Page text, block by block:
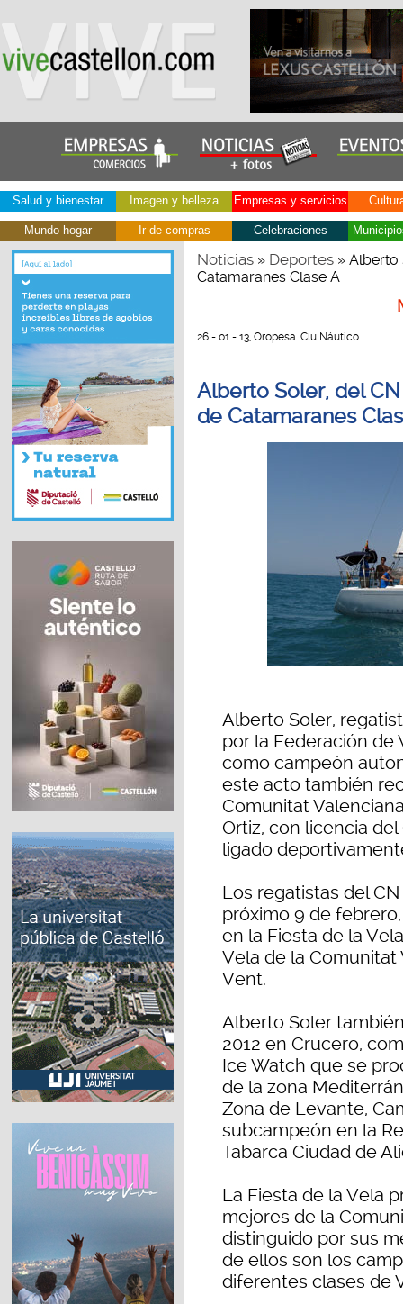
Salud y bienestar Imagen y belleza Empresas y servicios
Mundo hogar Ir de compras Celebraciones
Noticias» Deportes» Alberto
Catamaranes Clase A
26 - 01 - 13, Oropesa. Clu Náutico
Alberto Soler, del
de Catamaranes
Alberto Soler,
por la Federación de
como campeón
este acto también
Comunitat
Ortiz, con licencia
ligado
Los regatistas del
próximo 9 de
en la Fiesta de la
Vela de la Comunitat
Vent.
Alberto Soler
2012 en Crucero,
Ice Watch que se
de la zona
Zona de Levante,
subcampeón en la
Tabarca Ciudad de
La Fiesta de la Vela
mejores de la
distinguido por sus
de ellos son los
diferentes clases de